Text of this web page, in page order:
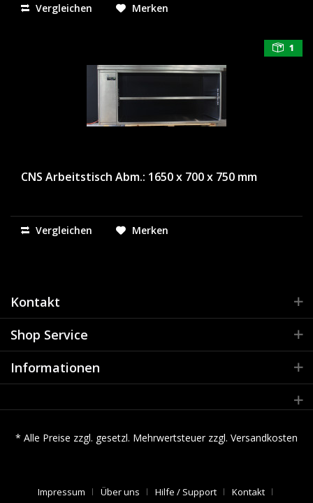
Vergleichen Merken
1
CNS Arbeitstisch Abm.: 1650 x 700 x 750 mm
Vergleichen Merken
Kontakt
Shop Service
Informationen
* Alle Preise zzgl. gesetzl. Mehrwertsteuer zzgl. Versandkosten
Impressum Über uns Hilfe / Support Kontakt